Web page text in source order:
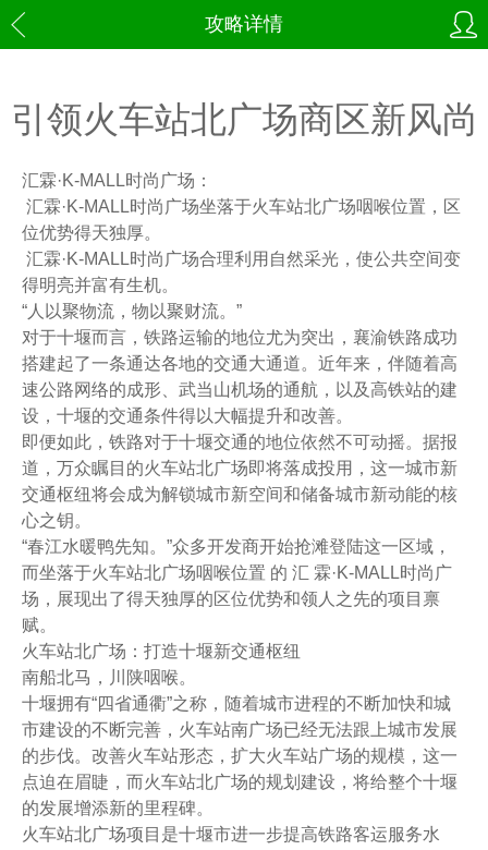
攻略详情
引领火车站北广场商区新风尚
汇霖·K-MALL时尚广场：
汇霖·K-MALL时尚广场坐落于火车站北广场咽喉位置，区
位优势得天独厚。
汇霖·K-MALL时尚广场合理利用自然采光，使公共空间变
得明亮并富有生机。
“人以聚物流，物以聚财流。”
对于十堰而言，铁路运输的地位尤为突出，襄渝铁路成功
搭建起了一条通达各地的交通大通道。近年来，伴随着高
速公路网络的成形、武当山机场的通航，以及高铁站的建
设，十堰的交通条件得以大幅提升和改善。
即便如此，铁路对于十堰交通的地位依然不可动摇。据报
道，万众瞩目的火车站北广场即将落成投用，这一城市新
交通枢纽将会成为解锁城市新空间和储备城市新动能的核
心之钥。
“春江水暖鸭先知。”众多开发商开始抢滩登陆这一区域，
而坐落于火车站北广场咽喉位置 的 汇 霖·K-MALL时尚广
场，展现出了得天独厚的区位优势和领人之先的项目禀
赋。
火车站北广场：打造十堰新交通枢纽
南船北马，川陕咽喉。
十堰拥有“四省通衢”之称，随着城市进程的不断加快和城
市建设的不断完善，火车站南广场已经无法跟上城市发展
的步伐。改善火车站形态，扩大火车站广场的规模，这一
点迫在眉睫，而火车站北广场的规划建设，将给整个十堰
的发展增添新的里程碑。
火车站北广场项目是十堰市进一步提高铁路客运服务水